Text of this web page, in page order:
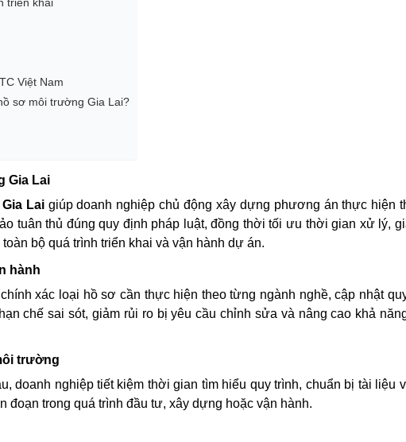
Việt Nam
sơ môi trường Gia Lai?
Gia Lai
Laigiúp doanh nghiệp chủ động xây dựng phương án thực hiện
tuân thủ đúng quy định pháp luật, đồng thời tối ưu thời gian xử lý,
bộ quá trình triển khai và vận hành dự án.
hành
xác loại hồ sơ cần thực hiện theo từng ngành nghề, cập nhật
chế sai sót, giảm rủi ro bị yêu cầu chỉnh sửa và nâng cao khả
trường
doanh nghiệp tiết kiệm thời gian tìm hiểu quy trình, chuẩn bị tài liệu
đoạn trong quá trình đầu tư, xây dựng hoặc vận hành.